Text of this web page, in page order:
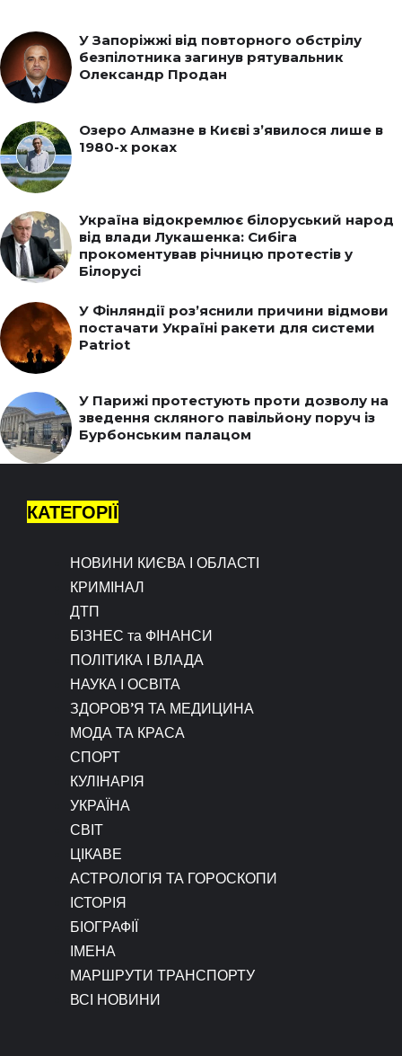
У Запоріжжі від повторного обстрілу
безпілотника загинув рятувальник
Олександр Продан
Озеро Алмазне в Києві з’явилося лише в
1980-х роках
Україна відокремлює білоруський народ
від влади Лукашенка: Сибіга
прокоментував річницю протестів у
Білорусі
У Фінляндії роз’яснили причини відмови
постачати Україні ракети для системи
Patriot
У Парижі протестують проти дозволу на
зведення скляного павільйону поруч із
Бурбонським палацом
КАТЕГОРІЇ
НОВИНИ КИЄВА І ОБЛАСТІ
КРИМІНАЛ
ДТП
БІЗНЕС та ФІНАНСИ
ПОЛІТИКА І ВЛАДА
НАУКА І ОСВІТА
ЗДОРОВ’Я ТА МЕДИЦИНА
МОДА ТА КРАСА
СПОРТ
КУЛІНАРІЯ
УКРАЇНА
СВІТ
ЦІКАВЕ
АСТРОЛОГІЯ ТА ГОРОСКОПИ
ІСТОРІЯ
БІОГРАФІЇ
ІМЕНА
МАРШРУТИ ТРАНСПОРТУ
ВСІ НОВИНИ